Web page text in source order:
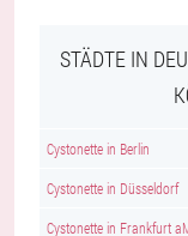
STÄDTE IN
Cystonette in Berlin
Cystonette in Düsseldorf
Cystonette in Frankfurt